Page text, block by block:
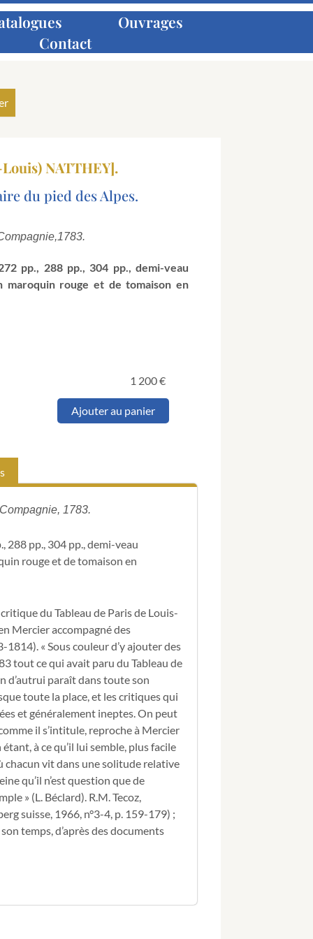
Ouvrages
Contact
NATTHEY].
du pied des Alpes.
1783.
pp., 288 pp., 304 pp., demi-veau
rouge et de tomaison en
1 200€
quantité
(Jean-
Louis)
NATTHEY].
de
Paris,
Solitaire
du
pied
Alpes.
Ajouter au panier
1783.
288 pp., 304 pp., demi-veau
rouge et de tomaison en
du Tableau de Paris de Louis-
Mercier accompagné des
« Sous couleur d’y ajouter des
tout ce qui avait paru du Tableau de
d’autrui paraît dans toute son
toute la place, et les critiques qui
et généralement ineptes. On peut
il s’intitule, reproche à Mercier
à ce qu’il lui semble, plus facile
chacun vit dans une solitude relative
qu’il n’est question que de
» (L. Béclard). R.M. Tecoz,
suisse, 1966, n°3-4, p. 159-179) ;
temps, d’après des documents